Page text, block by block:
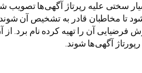
مخاطبان قادر به تشخیص آن شوند
آن را تهیه کرده نام برد. از
آگهی‌ها شوند.